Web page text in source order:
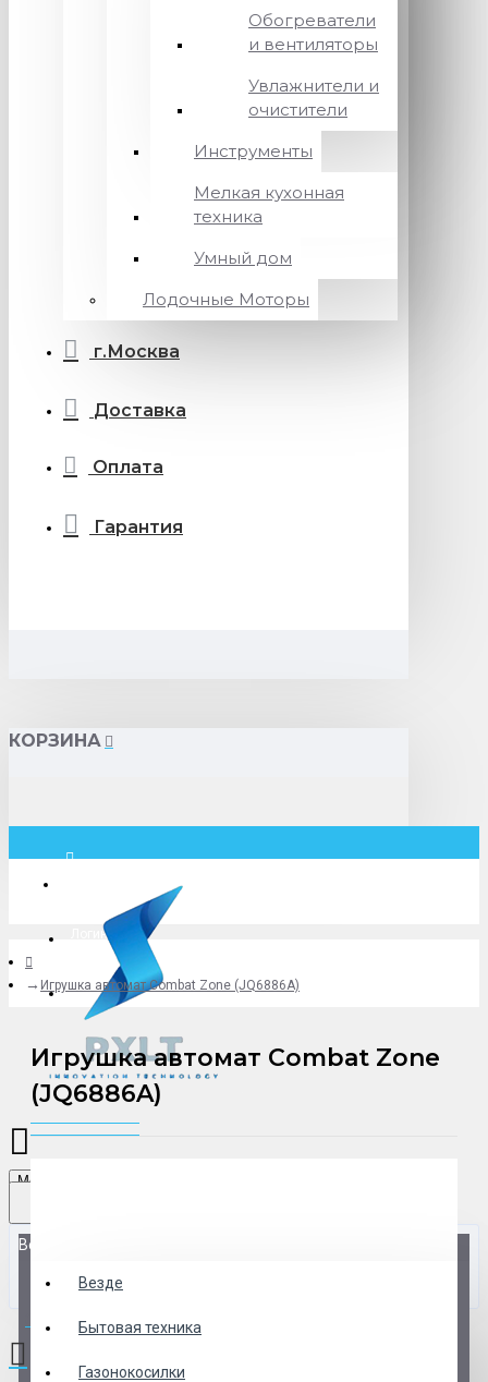
Обогреватели
и вентиляторы
Увлажнители и
очистители
Инструменты
Мелкая кухонная
техника
Умный дом
Лодочные Моторы
г.Москва
Доставка
Оплата
Гарантия
КОРЗИНА
Логин
+79775619766
Menu
Везде
Везде
Бытовая техника
Газонокосилки
0 товар(ов) - 0 р.
Игрушка автомат Combat Zone (JQ6886A)
Игрушка автомат Combat Zone
(JQ6886A)